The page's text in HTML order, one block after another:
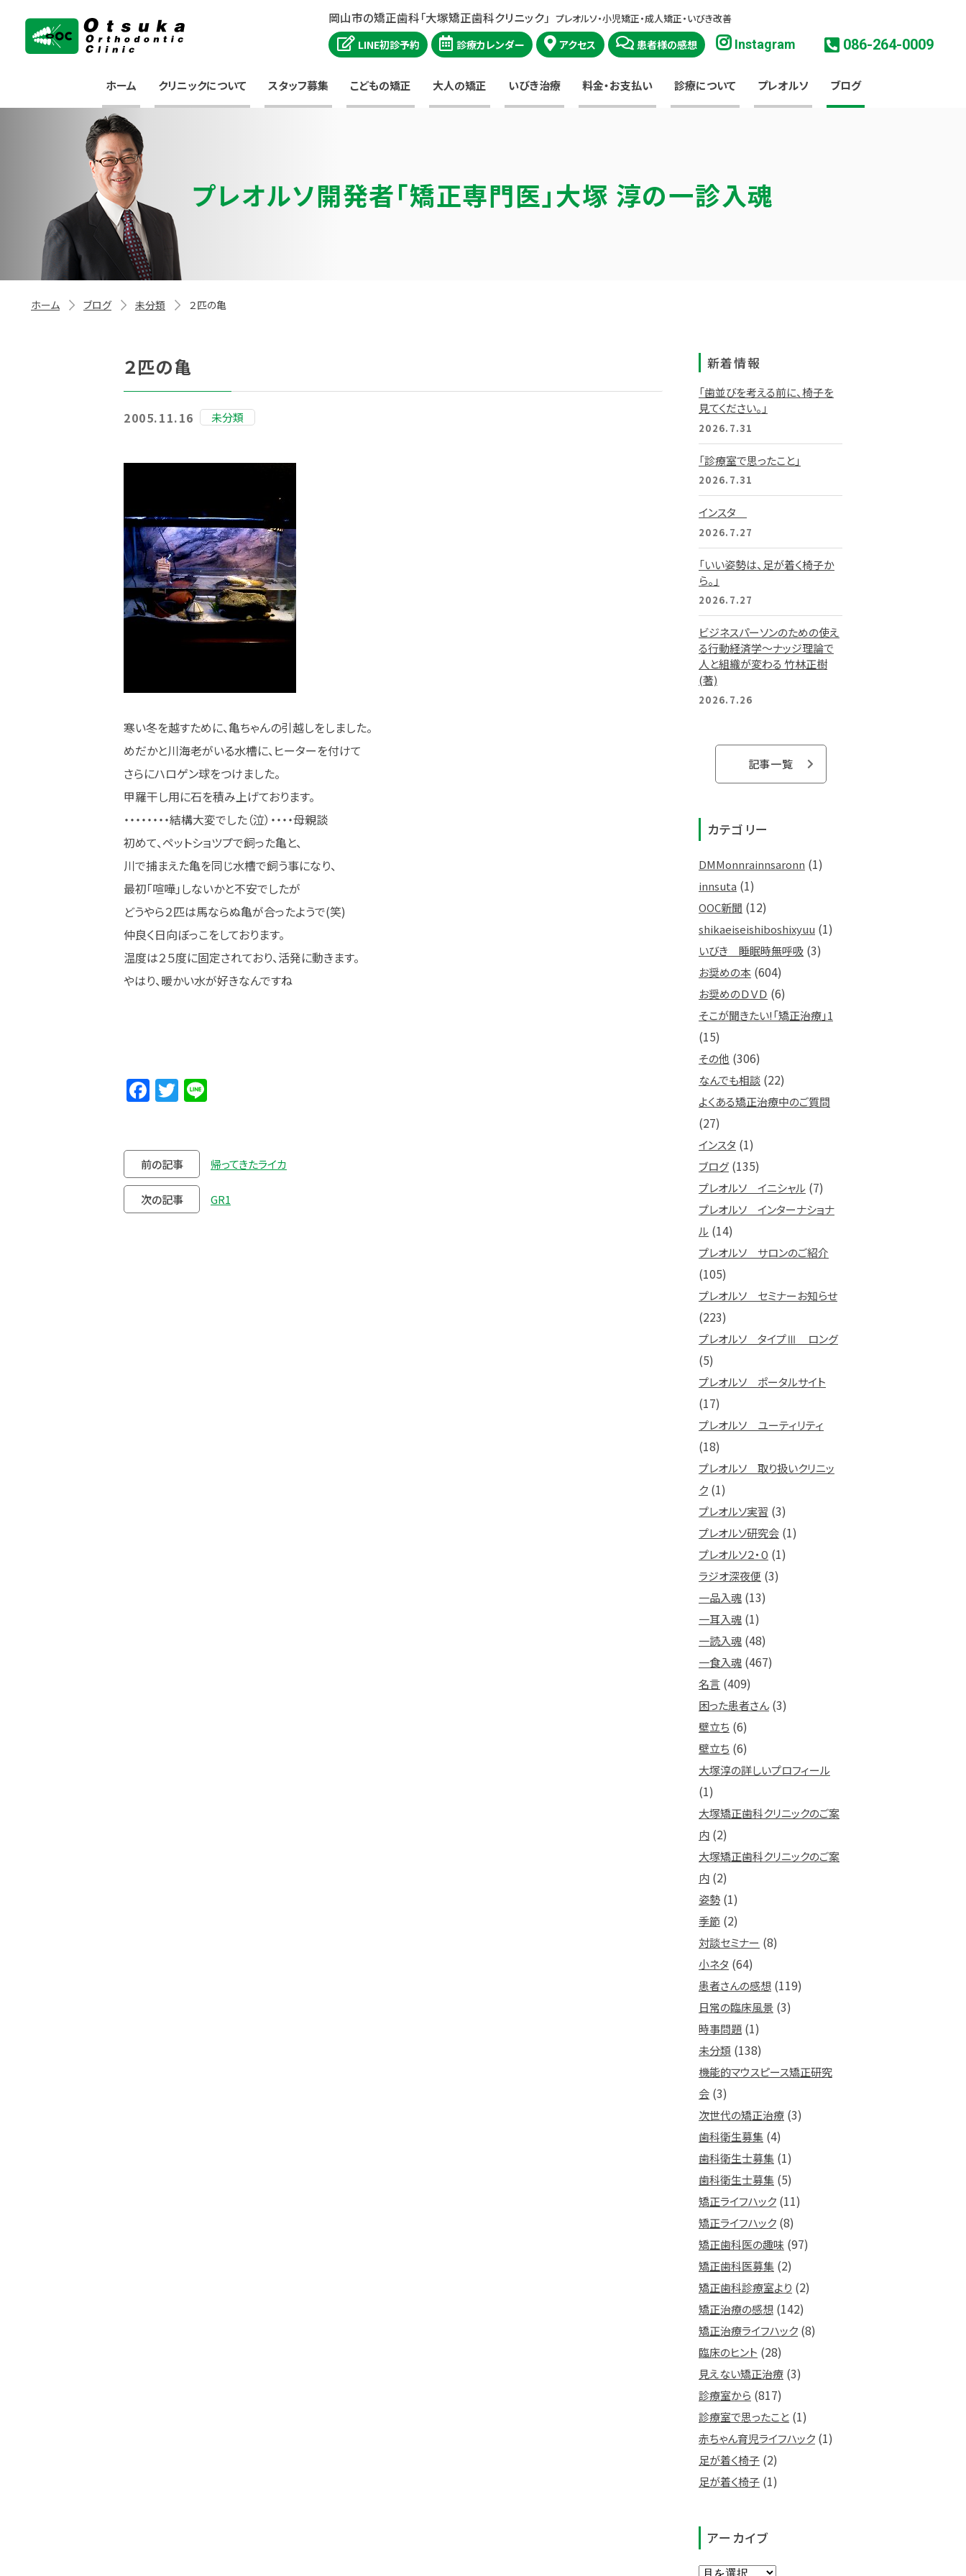
岡山市の矯正歯科「大塚矯正歯科クリニック」 プレオルソ・小児矯正・成人矯正・いびき改善
LINE初診予約 診療カレンダー アクセス 患者様の感想 Instagram 086-264-0009
ホーム クリニックについて スタッフ募集 こどもの矯正 大人の矯正 いびき治療 料金・お支払い 診療について プレオルソ ブログ
プレオルソ開発者「矯正専門医」大塚 淳の一診入魂
ホーム ブログ 未分類 ２匹の亀
２匹の亀
2005.11.16 未分類
寒い冬を越すために、亀ちゃんの引越しをしました。
めだかと川海老がいる水槽に、ヒーターを付けて
さらにハロゲン球をつけました。
甲羅干し用に石を積み上げております。
・・・・・・・・結構大変でした（泣）・・・・母親談
初めて、ペットショツプで飼った亀と、
川で捕まえた亀を同じ水槽で飼う事になり、
最初「喧嘩」しないかと不安でしたが
どうやら２匹は馬ならぬ亀が合ったようで(笑)
仲良く日向ぼっこをしております。
温度は２５度に固定されており、活発に動きます。
やはり、暖かい水が好きなんですね
Facebook
Twitter
前の記事 帰ってきたライカ
次の記事 GR1
新着情報
「歯並びを考える前に、椅子を
見てください。」
2026.7.31
「診療室で思ったこと」
2026.7.31
インスタ
2026.7.27
「いい姿勢は、足が着く椅子か
ら。」
2026.7.27
ビジネスパーソンのための使え
る行動経済学～ナッジ理論で
人と組織が変わる 竹林正樹
(著)
2026.7.26
記事一覧
カテゴリー
DMMonnrainnsaronn (1)
innsuta (1)
OOC新聞 (12)
shikaeiseishiboshixyuu (1)
いびき 睡眠時無呼吸 (3)
お奨めの本 (604)
お奨めのＤＶＤ (6)
そこが聞きたい!「矯正治療」1
(15)
その他 (306)
なんでも相談 (22)
よくある矯正治療中のご質問
(27)
インスタ (1)
ブログ(135)
プレオルソ イニシャル (7)
プレオルソ インターナショナ
ル (14)
プレオルソ サロンのご紹介
(105)
プレオルソ セミナーお知らせ
(223)
プレオルソ タイプⅢ ロング
(5)
プレオルソ ポータルサイト
(17)
プレオルソ ユーティリティ
(18)
プレオルソ 取り扱いクリニッ
ク (1)
プレオルソ実習 (3)
プレオルソ研究会 (1)
プレオルソ２・０ (1)
ラジオ深夜便 (3)
一品入魂 (13)
一耳入魂 (1)
一読入魂 (48)
一食入魂 (467)
名言 (409)
困った患者さん(3)
壁立ち (6)
壁立ち (6)
大塚淳の詳しいプロフィール
(1)
大塚矯正歯科クリニックのご案
内 (2)
大塚矯正歯科クリニックのご案
内 (2)
姿勢 (1)
季節 (2)
対談セミナー (8)
小ネタ (64)
患者さんの感想 (119)
日常の臨床風景 (3)
時事問題 (1)
未分類 (138)
機能的マウスピース矯正研究
会 (3)
次世代の矯正治療 (3)
歯科衛生募集 (4)
歯科衛生士募集 (1)
歯科衛生士募集 (5)
矯正ライフハック (11)
矯正ライフハック (8)
矯正歯科医の趣味 (97)
矯正歯科医募集 (2)
矯正歯科診療室より (2)
矯正治療の感想 (142)
矯正治療ライフハック (8)
臨床のヒント (28)
見えない矯正治療 (3)
診療室から (817)
診療室で思ったこと (1)
赤ちゃん育児ライフハック (1)
足が着く椅子 (2)
足が着く椅子 (1)
アーカイブ